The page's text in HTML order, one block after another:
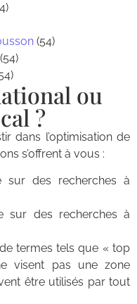
(54)
(54)
ou
?
dans l’optimisation de
s’offrent à vous :
sur des recherches à
sur des recherches à
termes tels que « top
visent pas une zone
être utilisés par tout